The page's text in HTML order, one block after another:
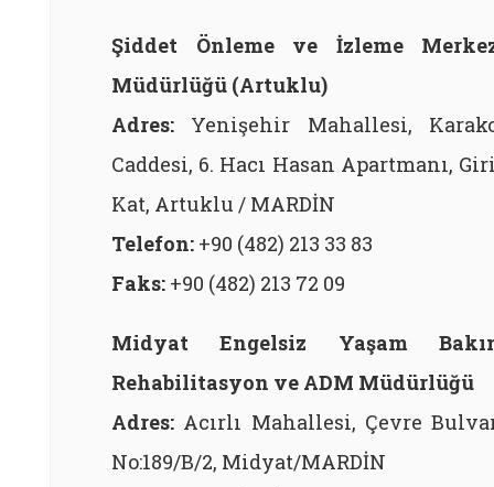
Şiddet Önleme ve İzleme
Müdürlüğü (Artuklu)
Adres: Yenişehir Mahallesi,
Caddesi, 6. Hacı Hasan Apartmanı,
Kat, Artuklu / MARDİN
Telefon: +90 (482) 213 33 83
Faks: +90 (482) 213 72 09
Midyat Engelsiz Yaşam
Rehabilitasyon ve ADM Müdürlüğü
Adres: Acırlı Mahallesi, Çevre
No:189/B/2, Midyat/MARDİN